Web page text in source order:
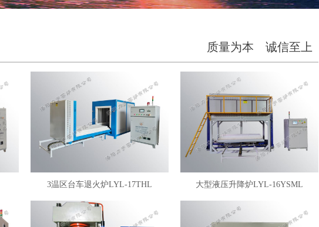
质量为本 诚信至上
3温区台车退火炉LYL-17THL 大型液压升降炉LYL-16YSML